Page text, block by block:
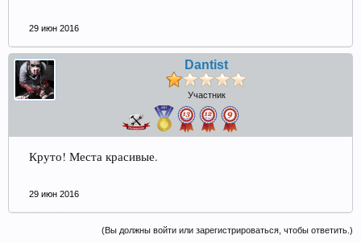
29 июн 2016
Dantist
Участник
Круто! Места красивые.
29 июн 2016
(Вы должны войти или зарегистрироваться, чтобы ответить.)